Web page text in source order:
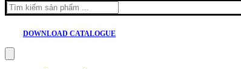
Search
for:
DOWNLOAD CATALOGUE